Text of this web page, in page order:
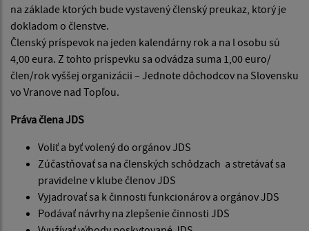
na základe ktorých bude vystavený členský preukaz, ktorý je
dokladom o členstve.
Členský príspevok na jeden kalendárny rok a na l osobu sú
4,00 eura. Z tohto príspevku sa odvádza suma 1,00 euro/
člen/rok vyššej organizácii – Jednote dôchodcov na Slovensku
vo Vranove nad Topľou.
Práva člena JDS
Voliť a byť volený do orgánov JDS
Zúčastňovať sa na členských schôdzach a stretávať sa
pravidelne v klube členov JDS
Vyjadrovať sa k činnosti funkcionárov a orgánov JDS
Podávať návrhy na zlepšenie činnosti JDS